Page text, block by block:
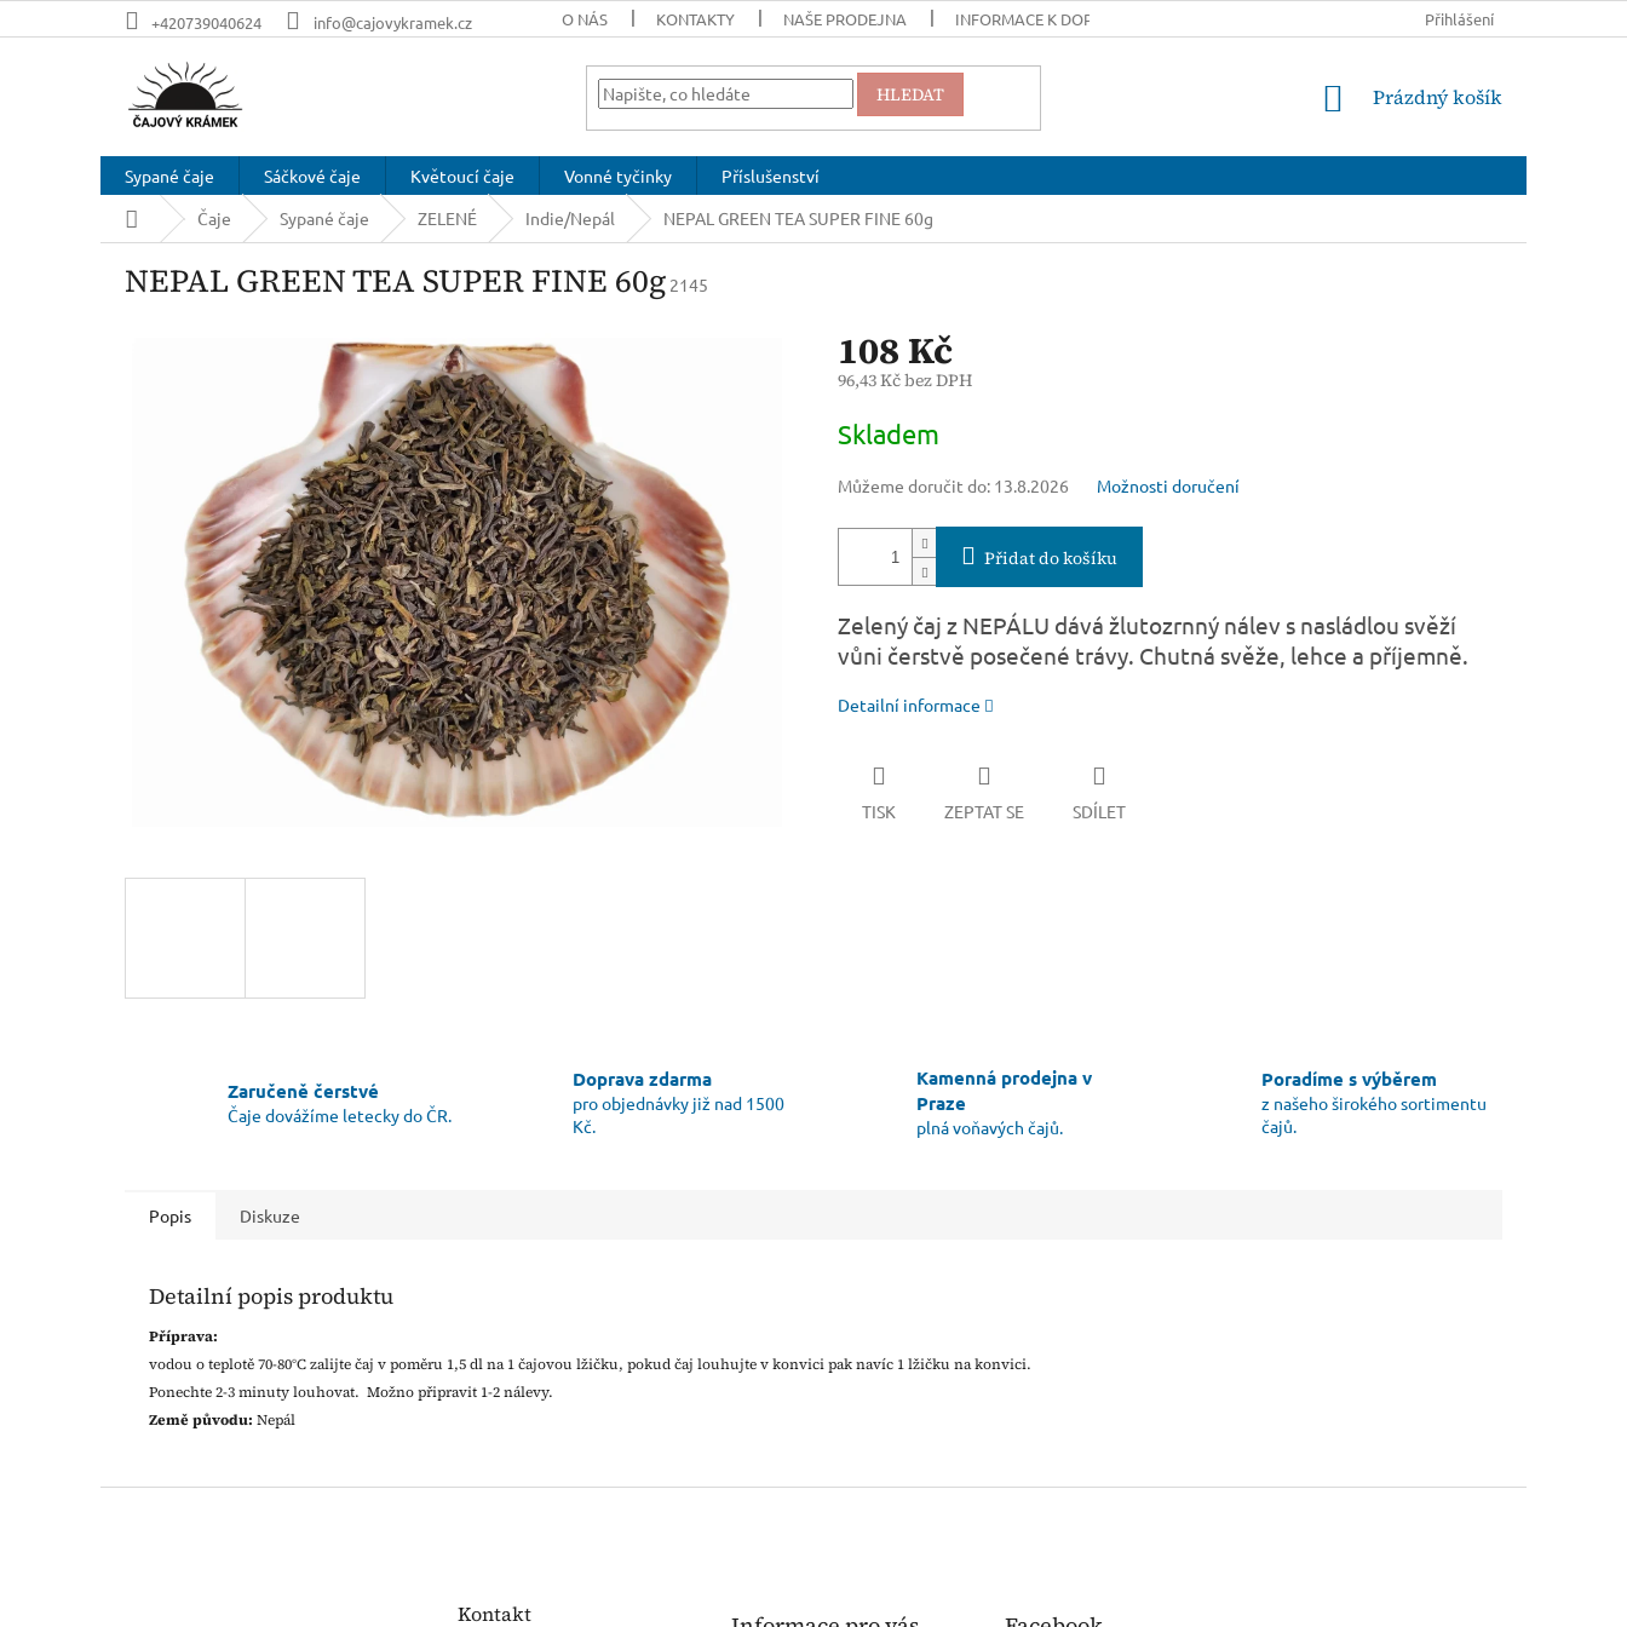
na
+420739040624 info@cajovykramek.cz O NÁS KONTAKTY NAŠE PRODEJNA INFORMACE K DOPRAVĚ A PLATBĚ PODMÍNKY
Přihlášení
HLEDAT
NÁKUPNÍ
Prázdný košík
Sypané čaje Sáčkové čaje Květoucí čaje Vonné tyčinky
Příslušenství
Domů
Čaje Sypané čaje ZELENÉ Indie/Nepál NEPAL GREEN TEA SUPER FINE 60g
NEPAL GREEN TEA SUPER FINE 60g 2145
108 Kč
96,43 Kč bez DPH
cena:
Skladem
Můžeme doručit do: 13.8.2026 Možnosti doručení
Přidat do košíku
Zelený čaj z NEPÁLU dává žlutozrnný nálev s nasládlou svěží
vůni čerstvě posečené trávy. Chutná svěže, lehce a příjemně.
Detailní informace
TISK ZEPTAT SE SDÍLET
Zaručeně čerstvé
Čaje dovážíme letecky do ČR.
Doprava zdarma
pro objednávky již nad 1500
Kč.
Kamenná prodejna v
Praze
plná voňavých čajů.
Poradíme s výběrem
z našeho širokého sortimentu
čajů.
Popis Diskuze
Detailní popis produktu
Příprava:
vodou o teplotě 70-80°C zalijte čaj v poměru 1,5 dl na 1 čajovou lžičku, pokud čaj louhujte v konvici pak navíc 1 lžičku na konvici.
Ponechte 2-3 minuty louhovat. Možno připravit 1-2 nálevy.
Země původu: Nepál
Kontakt